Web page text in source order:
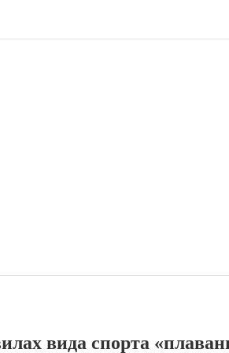
вида спорта